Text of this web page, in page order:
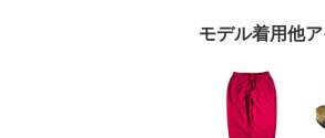
モデル着用他